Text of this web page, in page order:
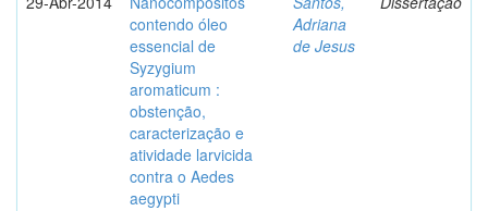
contendo óleo
essencial de
Syzygium
aromaticum :
obstenção,
caracterização e
atividade larvicida
contra o Aedes
aegypti
Adriana
de Jesus